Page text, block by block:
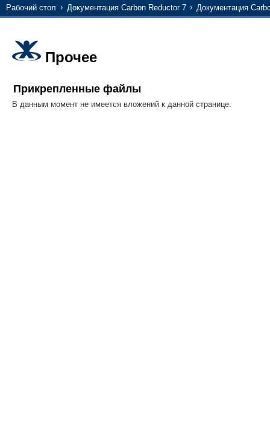
Рабочий стол Документация Carbon Reductor 7 Документация
Прочее
Прикрепленные файлы
В данным момент не имеется вложений к данной странице.